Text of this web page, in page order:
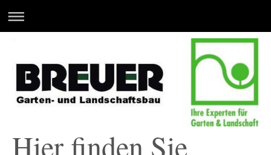
Hier finden Sie